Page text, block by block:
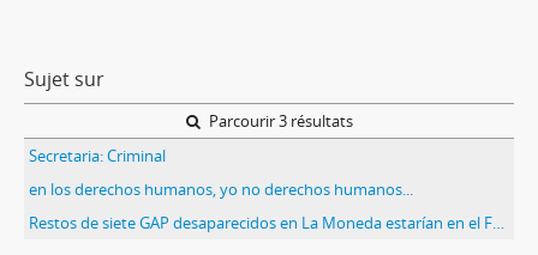
Sujet sur
Parcourir 3 résultats
Secretaria: Criminal
en los derechos humanos, yo no derechos humanos...
Restos de siete GAP desaparecidos en La Moneda estarían en el Fuerte Arteaga